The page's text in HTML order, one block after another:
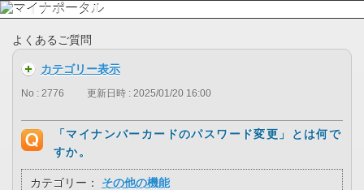
よくあるご質問
カテゴリー表示
No : 2776 更新日時 : 2025/01/20 16:00
「マイナンバーカードのパスワード変更」とは何で
すか。
カテゴリー： その他の機能